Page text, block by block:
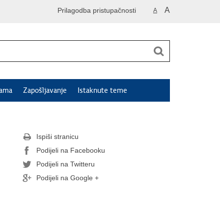
A A
Prilagodba pristupačnosti
Zapošljavanje Istaknute teme
Ispiši stranicu
Podijeli na Facebooku
Podijeli na Twitteru
Podijeli na Google +